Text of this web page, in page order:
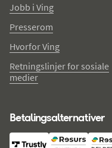
Jobb i Ving
Presserom
Hvorfor Ving
Retningslinjer for sosiale
medier
Betalingsalternativer